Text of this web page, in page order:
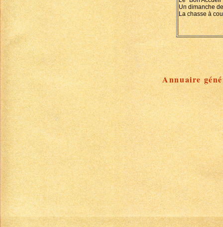
Un dimanche
La chasse à
Annuaire